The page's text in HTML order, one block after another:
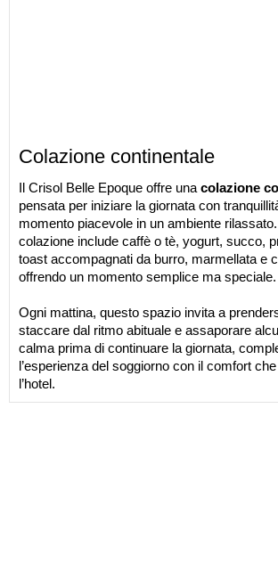
Colazione continentale
Il Crisol Belle Epoque offre una colazione
pensata per iniziare la giornata con
momento piacevole in un ambiente
colazione include caffè o tè, yogurt, succo,
toast accompagnati da burro, marmellata e
offrendo un momento semplice ma speciale.
Ogni mattina, questo spazio invita a
staccare dal ritmo abituale e assaporare
calma prima di continuare la giornata,
l’esperienza del soggiorno con il comfort
l’hotel.